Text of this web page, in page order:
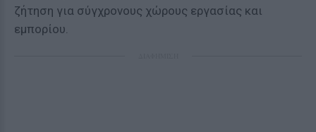
ζήτηση για σύγχρονους χώρους εργασίας και
εμπορίου.